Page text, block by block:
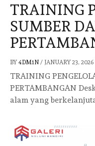
TRAINING
SUMBER
BY 4DM1N / JANUARY 23, 2026
TRAINING
PERTAMBANGAN
alam yang